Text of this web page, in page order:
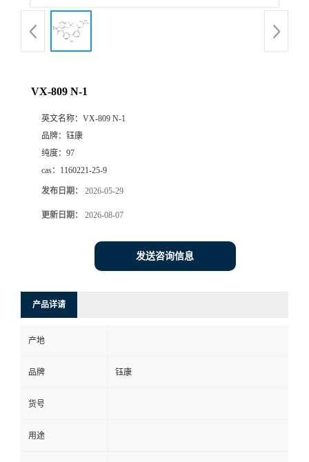
VX-809 N-1
英文名称： VX-809 N-1
品牌： 钰康
纯度： 97
cas： 1160221-25-9
发布日期： 2026-05-29
更新日期： 2026-08-07
发送咨询信息
产品详请
产地
品牌 钰康
货号
用途